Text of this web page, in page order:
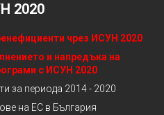
2020
чрез ИСУН 2020
и напредъка на
с ИСУН 2020
за периода 2014 - 2020
на ЕС в България